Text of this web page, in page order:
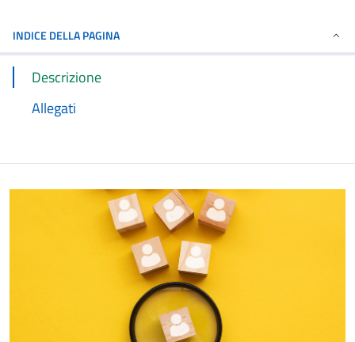
INDICE DELLA PAGINA
Descrizione
Allegati